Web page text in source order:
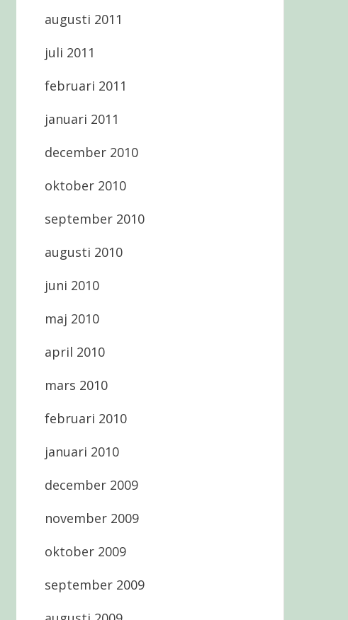
augusti 2011
juli 2011
februari 2011
januari 2011
december 2010
oktober 2010
september 2010
augusti 2010
juni 2010
maj 2010
april 2010
mars 2010
februari 2010
januari 2010
december 2009
november 2009
oktober 2009
september 2009